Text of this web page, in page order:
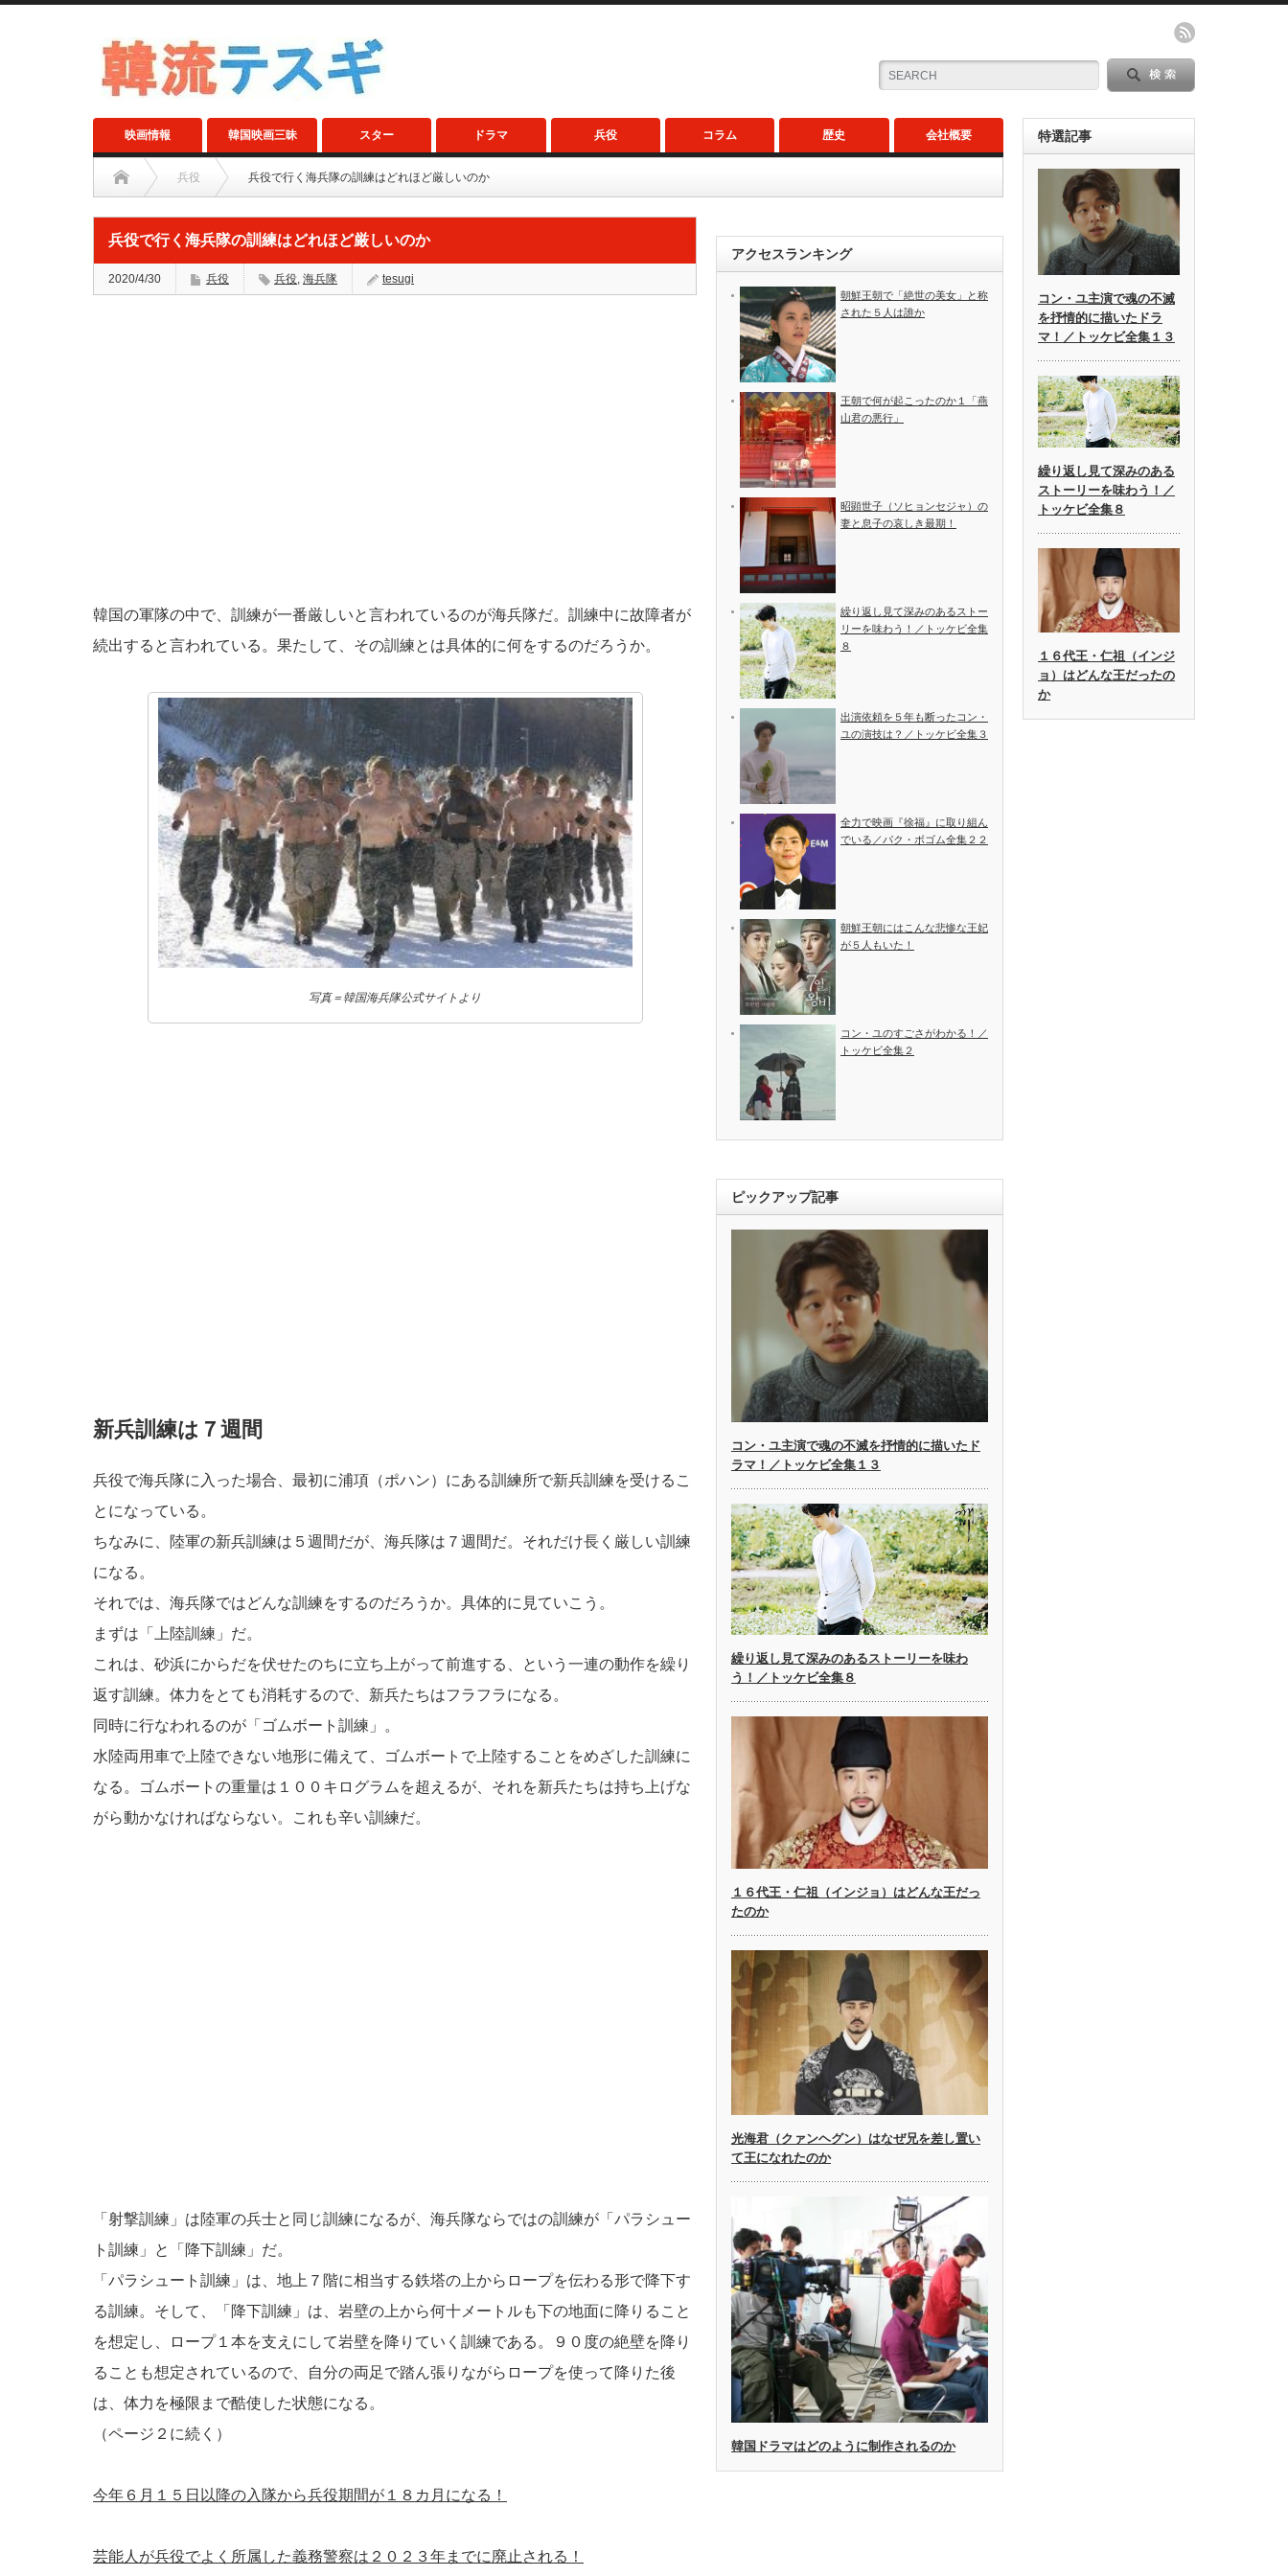
映画情報 韓国映画三昧 スター ドラマ 兵役 コラム 歴史 会社概要
兵役 兵役で行く海兵隊の訓練はどれほど厳しいのか
兵役で行く海兵隊の訓練はどれほど厳しいのか
2020/4/30 兵役 兵役, 海兵隊 tesugi
韓国の軍隊の中で、訓練が一番厳しいと言われているのが海兵隊だ。訓練中に故障者が
続出すると言われている。果たして、その訓練とは具体的に何をするのだろうか。
写真＝韓国海兵隊公式サイトより
新兵訓練は７週間
兵役で海兵隊に入った場合、最初に浦項（ポハン）にある訓練所で新兵訓練を受けるこ
とになっている。
ちなみに、陸軍の新兵訓練は５週間だが、海兵隊は７週間だ。それだけ長く厳しい訓練
になる。
それでは、海兵隊ではどんな訓練をするのだろうか。具体的に見ていこう。
まずは「上陸訓練」だ。
これは、砂浜にからだを伏せたのちに立ち上がって前進する、という一連の動作を繰り
返す訓練。体力をとても消耗するので、新兵たちはフラフラになる。
同時に行なわれるのが「ゴムボート訓練」。
水陸両用車で上陸できない地形に備えて、ゴムボートで上陸することをめざした訓練に
なる。ゴムボートの重量は１００キログラムを超えるが、それを新兵たちは持ち上げな
がら動かなければならない。これも辛い訓練だ。
「射撃訓練」は陸軍の兵士と同じ訓練になるが、海兵隊ならではの訓練が「パラシュー
ト訓練」と「降下訓練」だ。
「パラシュート訓練」は、地上７階に相当する鉄塔の上からロープを伝わる形で降下す
る訓練。そして、「降下訓練」は、岩壁の上から何十メートルも下の地面に降りること
を想定し、ロープ１本を支えにして岩壁を降りていく訓練である。９０度の絶壁を降り
ることも想定されているので、自分の両足で踏ん張りながらロープを使って降りた後
は、体力を極限まで酷使した状態になる。
（ページ２に続く）
今年６月１５日以降の入隊から兵役期間が１８カ月になる！
芸能人が兵役でよく所属した義務警察は２０２３年までに廃止される！
アクセスランキング
朝鮮王朝で「絶世の美女」と称
された５人は誰か
王朝で何が起こったのか１「燕
山君の悪行」
昭顕世子（ソヒョンセジャ）の
妻と息子の哀しき最期！
繰り返し見て深みのあるストー
リーを味わう！／トッケビ全集
８
出演依頼を５年も断ったコン・
ユの演技は？／トッケビ全集３
全力で映画『徐福』に取り組ん
でいる／パク・ボゴム全集２２
朝鮮王朝にはこんな悲惨な王妃
が５人もいた！
コン・ユのすごさがわかる！／
トッケビ全集２
ピックアップ記事
コン・ユ主演で魂の不滅を抒情的に描いたド
ラマ！／トッケビ全集１３
繰り返し見て深みのあるストーリーを味わ
う！／トッケビ全集８
１６代王・仁祖（インジョ）はどんな王だっ
たのか
光海君（クァンヘグン）はなぜ兄を差し置い
て王になれたのか
韓国ドラマはどのように制作されるのか
特選記事
コン・ユ主演で魂の不滅
を抒情的に描いたドラ
マ！／トッケビ全集１３
繰り返し見て深みのある
ストーリーを味わう！／
トッケビ全集８
１６代王・仁祖（インジ
ョ）はどんな王だったの
か